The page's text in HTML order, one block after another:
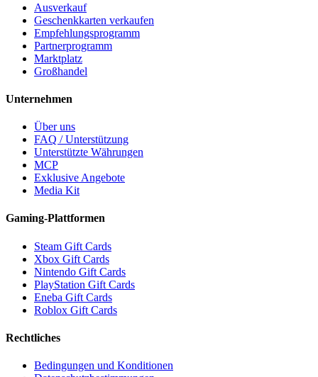
Ausverkauf
Geschenkkarten verkaufen
Empfehlungsprogramm
Partnerprogramm
Marktplatz
Großhandel
Unternehmen
Über uns
FAQ / Unterstützung
Unterstützte Währungen
MCP
Exklusive Angebote
Media Kit
Gaming-Plattformen
Steam Gift Cards
Xbox Gift Cards
Nintendo Gift Cards
PlayStation Gift Cards
Eneba Gift Cards
Roblox Gift Cards
Rechtliches
Bedingungen und Konditionen